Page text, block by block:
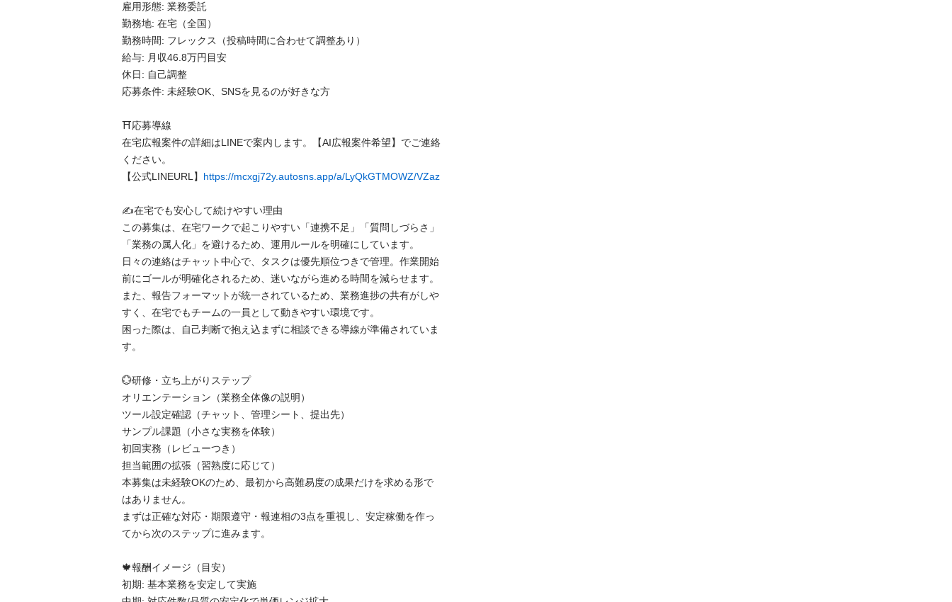
​雇用形態: 業務委託
​勤務地: 在宅（全国）
​勤務時間: フレックス（投稿時間に合わせて調整あり）
​給与: 月収46.8万円目安
​休日: 自己調整
​応募条件: 未経験OK、SNSを見るのが好きな方
⛩️​応募導線
​在宅広報案件の詳細はLINEで案内します。【AI広報案件希望】でご連絡
ください。
【公式LINEURL】 https://mcxgj72y.autosns.app/a/LyQkGTMOWZ/VZaz
✍️​在宅でも安心して続けやすい理由
​この募集は、在宅ワークで起こりやすい「連携不足」「質問しづらさ」
「業務の属人化」を避けるため、運用ルールを明確にしています。
日々の連絡はチャット中心で、タスクは優先順位つきで管理。作業開始
前にゴールが明確化されるため、迷いながら進める時間を減らせます。
​また、報告フォーマットが統一されているため、業務進捗の共有がしや
すく、在宅でもチームの一員として動きやすい環境です。
困った際は、自己判断で抱え込まずに相談できる導線が準備されていま
す。
💮​研修・立ち上がりステップ
​オリエンテーション（業務全体像の説明）
​ツール設定確認（チャット、管理シート、提出先）
​サンプル課題（小さな実務を体験）
​初回実務（レビューつき）
​担当範囲の拡張（習熟度に応じて）
​本募集は未経験OKのため、最初から高難易度の成果だけを求める形で
はありません。
まずは正確な対応・期限遵守・報連相の3点を重視し、安定稼働を作っ
てから次のステップに進みます。
🍁​報酬イメージ（目安）
​初期: 基本業務を安定して実施